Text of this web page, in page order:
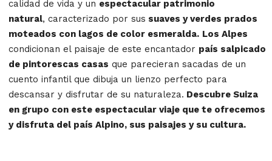
calidad de vida y un espectacular patrimonio
natural, caracterizado por sus suaves y verdes prados
moteados con lagos de color esmeralda. Los Alpes
condicionan el paisaje de este encantador país salpicado
de pintorescas casas que parecieran sacadas de un
cuento infantil que dibuja un lienzo perfecto para
descansar y disfrutar de su naturaleza. Descubre Suiza
en grupo con este espectacular viaje que te ofrecemos
y disfruta del país Alpino, sus paisajes y su cultura.